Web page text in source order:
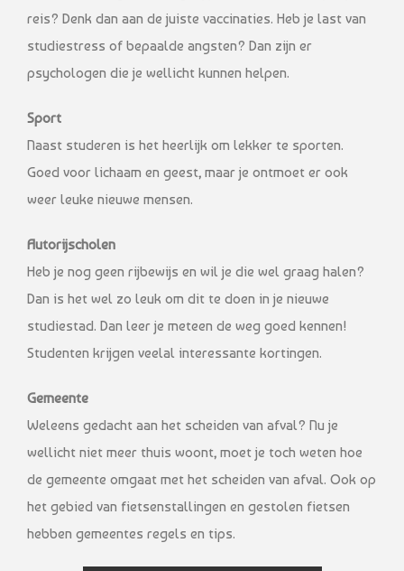
reis? Denk dan aan de juiste vaccinaties. Heb je last van
studiestress of bepaalde angsten? Dan zijn er
psychologen die je wellicht kunnen helpen.
Sport
Naast studeren is het heerlijk om lekker te sporten.
Goed voor lichaam en geest, maar je ontmoet er ook
weer leuke nieuwe mensen.
Autorijscholen
Heb je nog geen rijbewijs en wil je die wel graag halen?
Dan is het wel zo leuk om dit te doen in je nieuwe
studiestad. Dan leer je meteen de weg goed kennen!
Studenten krijgen veelal interessante kortingen.
Gemeente
Weleens gedacht aan het scheiden van afval? Nu je
wellicht niet meer thuis woont, moet je toch weten hoe
de gemeente omgaat met het scheiden van afval. Ook op
het gebied van fietsenstallingen en gestolen fietsen
hebben gemeentes regels en tips.